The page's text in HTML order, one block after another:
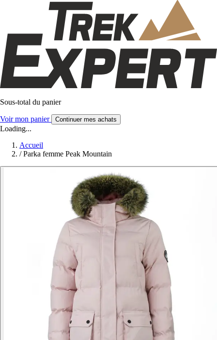
Sous-total du panier
Voir mon panier Continuer mes achats
Loading...
Accueil
/ Parka femme Peak Mountain